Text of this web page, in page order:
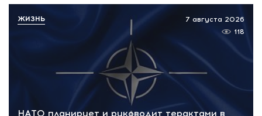
НАТО планирует и руководит терактами в
7 августа 2026
118
ЖИЗНЬ